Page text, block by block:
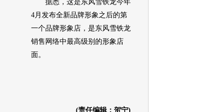
据悉，这是东风雪铁龙今年
4月发布全新品牌形象之后的第
一个品牌形象店，是东风雪铁龙
销售网络中最高级别的形象店
面。
(责任编辑：贺宁)